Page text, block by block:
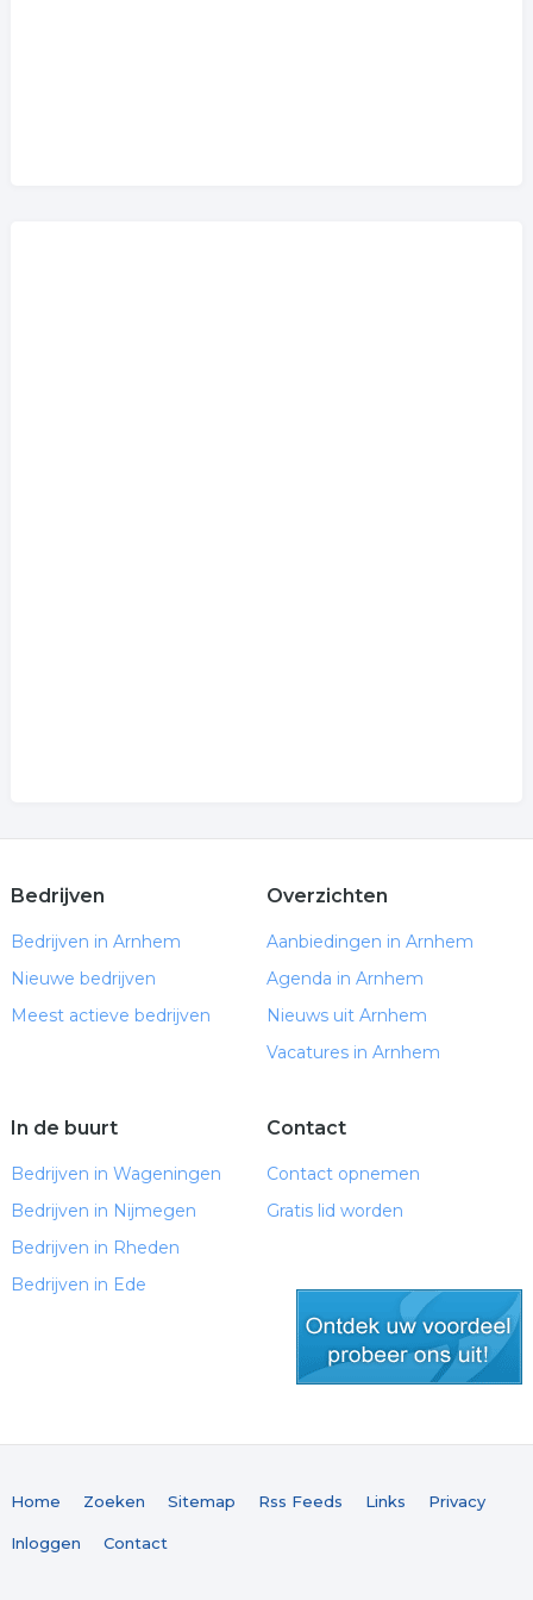
Bedrijven
Bedrijven in Arnhem
Nieuwe bedrijven
Meest actieve bedrijven
Overzichten
Aanbiedingen in Arnhem
Agenda in Arnhem
Nieuws uit Arnhem
Vacatures in Arnhem
In de buurt
Bedrijven in Wageningen
Bedrijven in Nijmegen
Bedrijven in Rheden
Bedrijven in Ede
Contact
Contact opnemen
Gratis lid worden
Home Zoeken Sitemap Rss Feeds Links Privacy
Inloggen Contact